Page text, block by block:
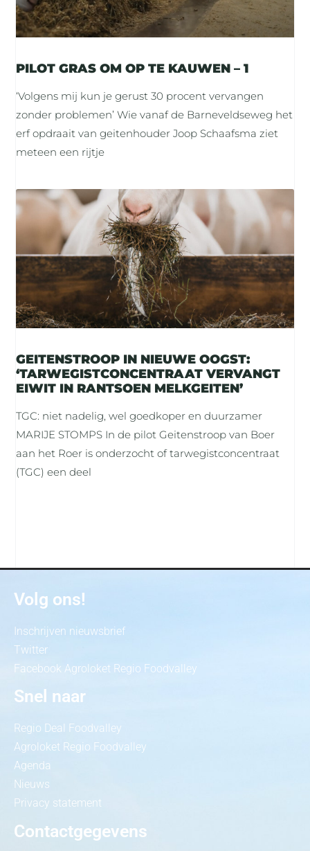
PILOT GRAS OM OP TE KAUWEN – 1
‘Volgens mij kun je gerust 30 procent vervangen
zonder problemen’ Wie vanaf de Barneveldseweg het
erf opdraait van geitenhouder Joop Schaafsma ziet
meteen een rijtje
GEITENSTROOP IN NIEUWE OOGST:
‘TARWEGISTCONCENTRAAT VERVANGT
EIWIT IN RANTSOEN MELKGEITEN’
TGC: niet nadelig, wel goedkoper en duurzamer
MARIJE STOMPS In de pilot Geitenstroop van Boer
aan het Roer is onderzocht of tarwegistconcentraat
(TGC) een deel
Volg ons!
Inschrijven nieuwsbrief
Twitter
Facebook Agroloket Regio Foodvalley
Snel naar
Regio Deal Foodvalley
Agroloket Regio Foodvalley
Agenda
Nieuws
Privacy statement
Contactgegevens